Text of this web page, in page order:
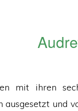
mit ihren
und